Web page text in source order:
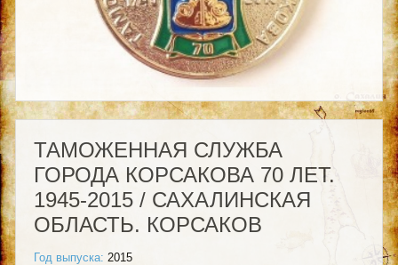
ТАМОЖЕННАЯ СЛУЖБА
ГОРОДА КОРСАКОВА 70 ЛЕТ.
1945-2015 / САХАЛИНСКАЯ
ОБЛАСТЬ. КОРСАКОВ
Год выпуска: 2015